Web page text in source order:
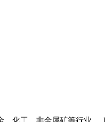
化工、非金属矿等行业 。